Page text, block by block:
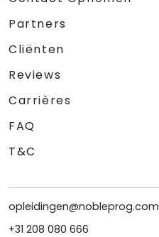
Partners
Cliënten
Reviews
Carrières
FAQ
T&C
opleidingen@nobleprog.com
+31 208 080 666